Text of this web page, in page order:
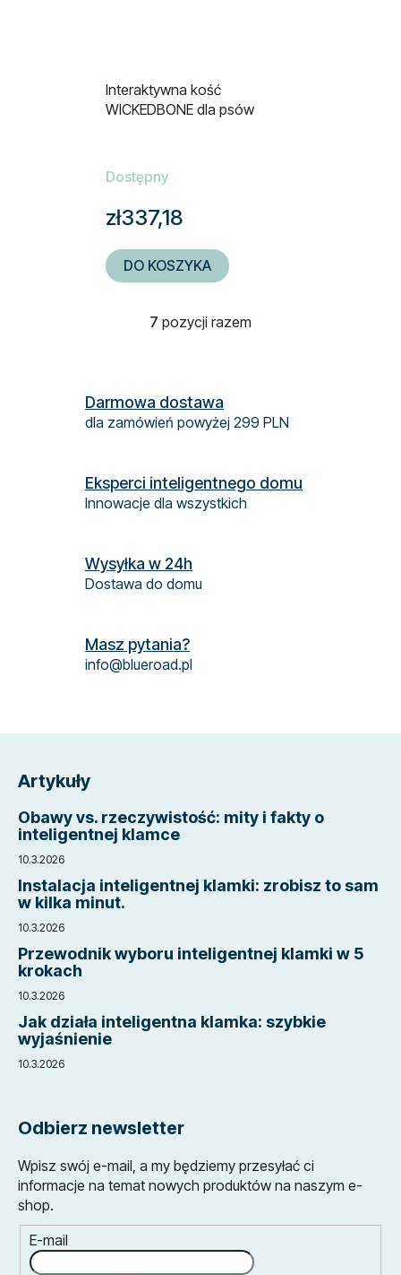
Interaktywna kość
WICKEDBONE dla psów
Dostępny
zł337,18
DO KOSZYKA
K
r
o
i
l
y
7 pozycji razem
Darmowa dostawa
dla zamówień powyżej 299 PLN
Eksperci inteligentnego domu
Innowacje dla wszystkich
Wysyłka w 24h
Dostawa do domu
Masz pytania?
info@blueroad.pl
Artykuły
Obawy vs. rzeczywistość: mity i fakty o
inteligentnej klamce
10.3.2026
Instalacja inteligentnej klamki: zrobisz to sam
w kilka minut.
10.3.2026
Przewodnik wyboru inteligentnej klamki w 5
krokach
10.3.2026
Jak działa inteligentna klamka: szybkie
wyjaśnienie
10.3.2026
Odbierz newsletter
Wpisz swój e-mail, a my będziemy przesyłać ci
informacje na temat nowych produktów na naszym e-
shop.
E-mail